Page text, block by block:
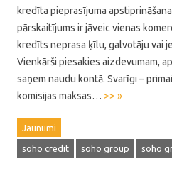
kredīta pieprasījuma
pārskaitījums ir jāveic vienas
kredīts neprasa ķīlu, galvotāju vai
Vienkārši piesakies aizdevumam,
saņem naudu kontā. Svarīgi –
komisijas maksas… >> »
Jaunumi
soho credit soho group soho